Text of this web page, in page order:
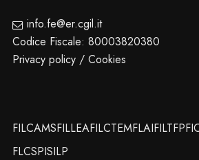
info.fe@er.cgil.it
Codice Fiscale: 80003820380
Privacy policy / Cookies
FILCAMSFILLEAFILCTEMFLAIFILTFP
FLCSPISILP